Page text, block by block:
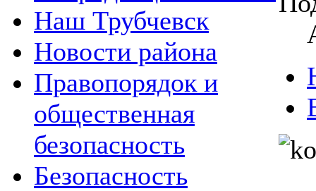
Наш Трубчевск
Новости района
Правопорядок и
общественная
безопасность
Безопасность